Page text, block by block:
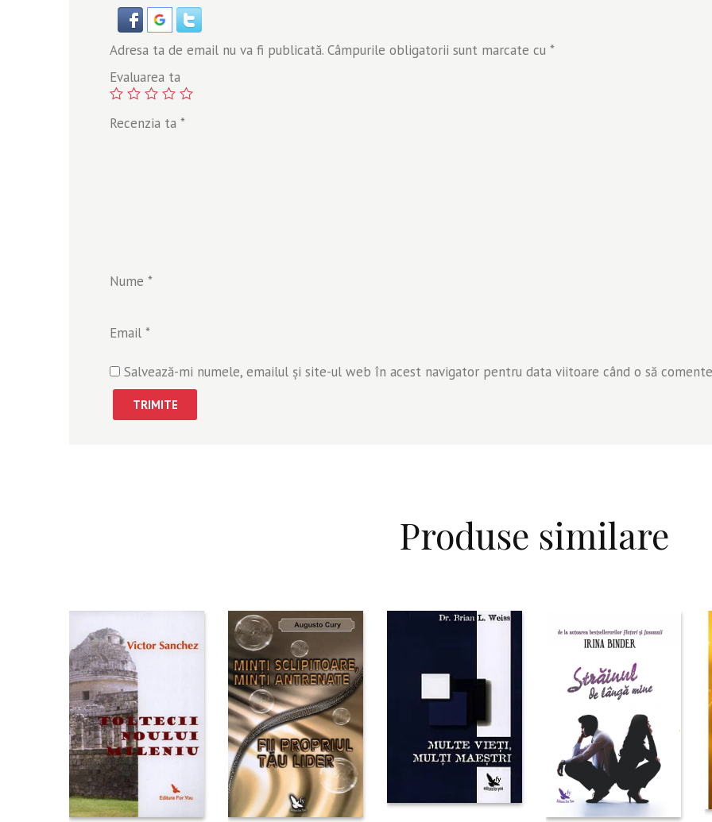
Adresa ta de email nu va fi publicată. Câmpurile obligatorii sunt marcate cu *
Evaluarea ta
Recenzia ta *
Nume *
Email *
Salvează-mi numele, emailul și site-ul web în acest navigator pentru data viitoare când o să
Produse similare